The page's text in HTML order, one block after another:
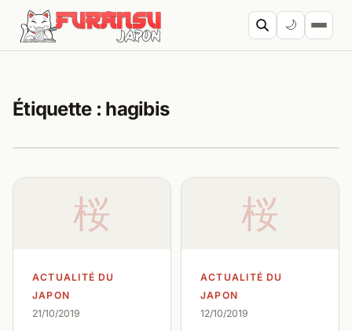
Aller au contenu
🌙
Étiquette : hagibis
桜
ACTUALITÉ DU
JAPON
21/10/2019
桜
ACTUALITÉ DU
JAPON
12/10/2019